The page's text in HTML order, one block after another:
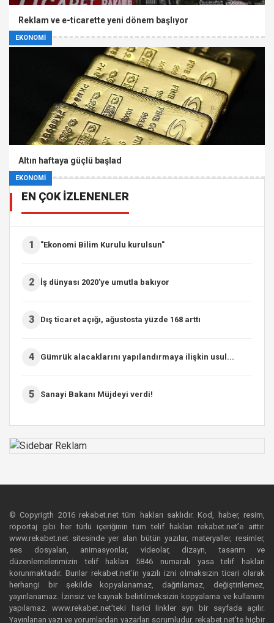
EKONOMİ
Reklam ve e-ticarette yeni dönem başlıyor
EKONOMİ
Altın haftaya güçlü başlad
EN ÇOK İZLENENLER
1 "Ekonomi Bilim Kurulu kurulsun"
2 İş dünyası 2020'ye umutla bakıyor
3 Dış ticaret açığı, ağustosta yüzde 168 arttı
4 Gümrük alacaklarını yapılandırmaya ilişkin usul...
5 Sanayi Bakanı Müjdeyi verdi!
© Copyrigth 2016 rekabet.net tüm hakları saklıdır. Kod, haber, resim,
röportaj gibi her türlü içeriğinin tüm telif hakları rekabet.net’e aittir.
www.rekabet.net sitesinde yer alan bütün yazılar, materyaller, resimler,
ses dosyaları, animasyonlar, videolar, dizayn, tasarım ve
düzenlemelerimizin telif hakları 5846 numaralı yasa telif hakları
korunmaktadır. Bunlar rekabet.net’in yazılı izni olmaksızın ticari olarak
herhangi bir şekilde kopyalanamaz, dağıtılamaz, değiştirilemez,
yayınlanamaz. İzinsiz ve kaynak belirtilmeksizin kopyalama ve kullanımı
yapılamaz. www.rekabet.net’teki harici linkler ayrı bir sayfada açılır.
Yayınlanan yazı ve yorumlardan yazarları sorumludur. rekabet.net’te hiçbir